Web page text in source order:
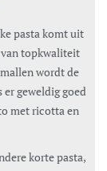
van topkwaliteit
wordt de
geweldig goed
met ricotta en
korte pasta,